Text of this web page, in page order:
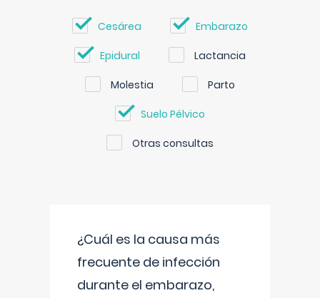
Cesárea Embarazo
Epidural Lactancia
Molestia Parto
Suelo Pélvico
Otras consultas
¿Cuál es la causa más
frecuente de infección
durante el embarazo,